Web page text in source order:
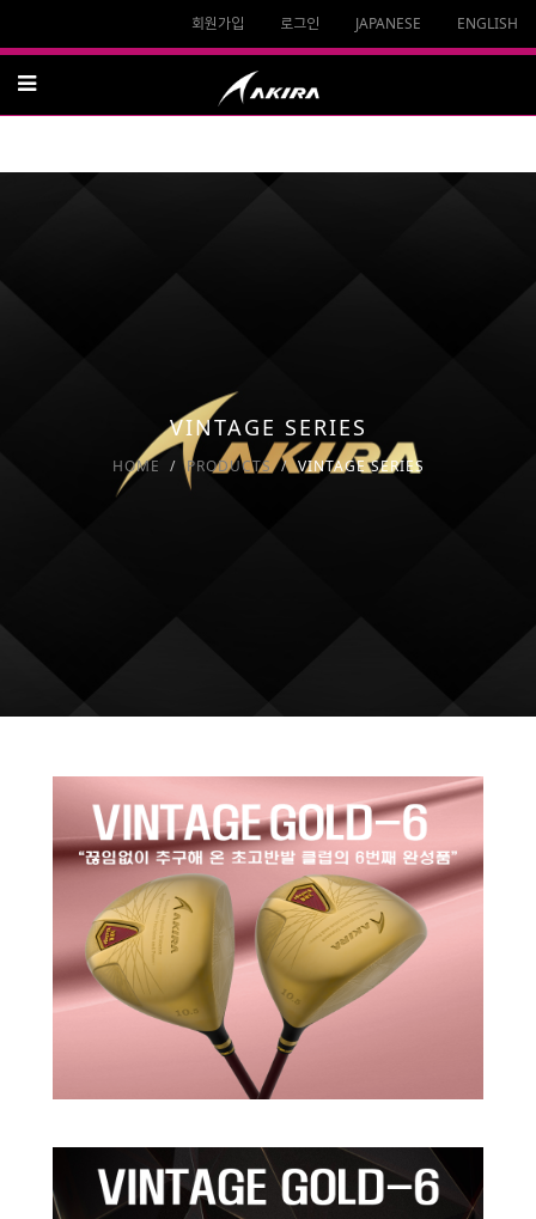
회원가입 로그인 JAPANESE ENGLISH
VINTAGE SERIES
HOME PRODUCTS VINTAGE SERIES